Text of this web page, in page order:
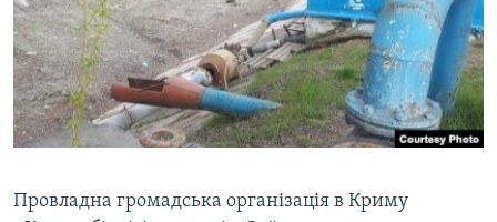
ДЕПОРТАЦІЯ
ВІДЕОУРОКИ «ELIFBE»
СВІДЧЕННЯ ОКУПАЦІЇ
УКРАЇНСЬКА ПРОБЛЕМА КРИМУ
ЯК ОБІЙТИ БЛОКУВАННЯ
Русский
Qırımtatar
Провладна громадська організація в Криму